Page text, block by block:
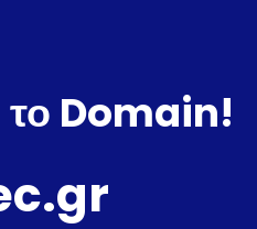
το Domain!